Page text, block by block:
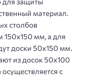
материал.
столбов
150х150 мм, а для
доски 50х150 мм.
из досок 50х100
с